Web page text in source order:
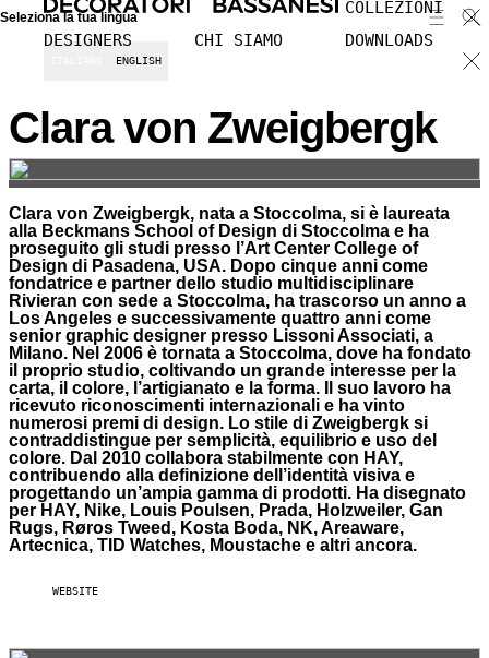
Seleziona la tua lingua
ENGLISH
COLLEZIONI
DESIGNERS
CHI SIAMO DOWNLOADS
Clara von Zweigbergk
Clara von Zweigbergk, nata a Stoccolma, si è laureata
alla Beckmans School of Design di Stoccolma e ha
proseguito gli studi presso l’Art Center College of
Design di Pasadena, USA. Dopo cinque anni come
fondatrice e partner dello studio multidisciplinare
Rivieran con sede a Stoccolma, ha trascorso un anno a
Los Angeles e successivamente quattro anni come
senior graphic designer presso Lissoni Associati, a
Milano. Nel 2006 è tornata a Stoccolma, dove ha fondato
il proprio studio, coltivando un grande interesse per la
carta, il colore, l’artigianato e la forma. Il suo lavoro ha
ricevuto riconoscimenti internazionali e ha vinto
numerosi premi di design. Lo stile di Zweigbergk si
contraddistingue per semplicità, equilibrio e uso del
colore. Dal 2010 collabora stabilmente con HAY,
contribuendo alla definizione dell’identità visiva e
progettando un’ampia gamma di prodotti. Ha disegnato
per HAY, Nike, Louis Poulsen, Prada, Holzweiler, Gan
Rugs, Røros Tweed, Kosta Boda, NK, Areaware,
Artecnica, TID Watches, Moustache e altri ancora.
WEBSITE